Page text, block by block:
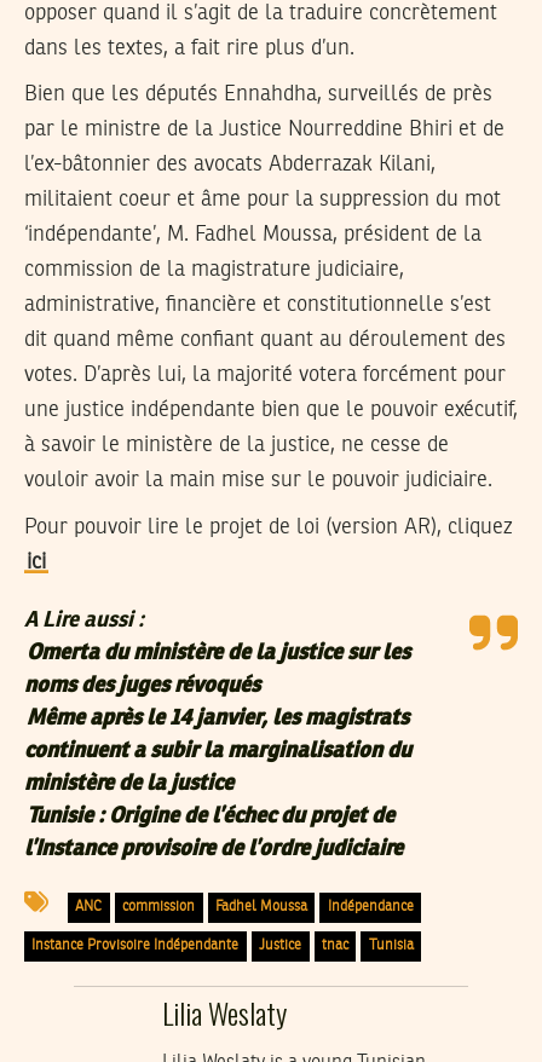
opposer quand il s’agit de la traduire concrètement
dans les textes, a fait rire plus d’un.
Bien que les députés Ennahdha, surveillés de près
par le ministre de la Justice Nourreddine Bhiri et de
l’ex-bâtonnier des avocats Abderrazak Kilani,
militaient coeur et âme pour la suppression du mot
‘indépendante’, M. Fadhel Moussa, président de la
commission de la magistrature judiciaire,
administrative, financière et constitutionnelle s’est
dit quand même confiant quant au déroulement des
votes. D’après lui, la majorité votera forcément pour
une justice indépendante bien que le pouvoir exécutif,
à savoir le ministère de la justice, ne cesse de
vouloir avoir la main mise sur le pouvoir judiciaire.
Pour pouvoir lire le projet de loi (version AR), cliquez
ici
A Lire aussi :
Omerta du ministère de la justice sur les
noms des juges révoqués
Même après le 14 janvier, les magistrats
continuent a subir la marginalisation du
ministère de la justice
Tunisie : Origine de l’échec du projet de
l’Instance provisoire de l’ordre judiciaire
ANC commission Fadhel Moussa Indépendance
Instance Provisoire Indépendante Justice tnac Tunisia
Lilia Weslaty